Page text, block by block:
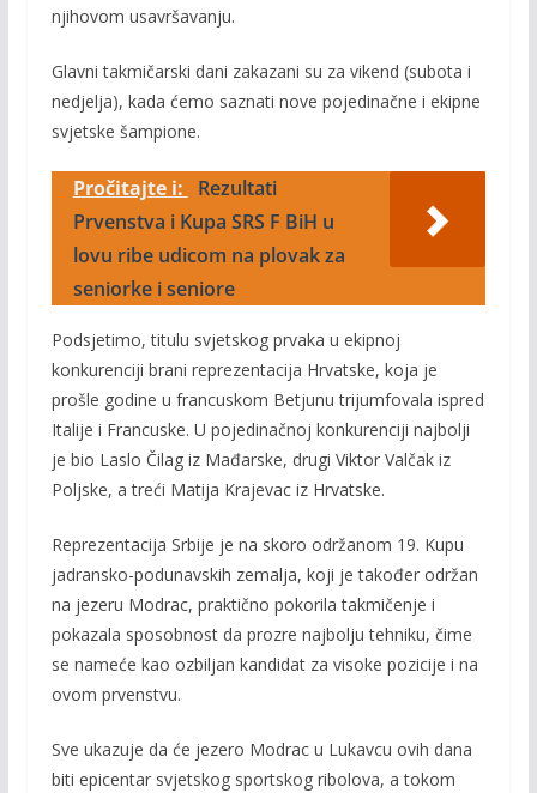
njihovom usavršavanju.
Glavni takmičarski dani zakazani su za vikend (subota i
nedjelja), kada ćemo saznati nove pojedinačne i ekipne
svjetske šampione.
Pročitajte i:
Rezultati
Prvenstva i Kupa SRS F BiH u
lovu ribe udicom na plovak za
seniorke i seniore
Podsjetimo, titulu svjetskog prvaka u ekipnoj
konkurenciji brani reprezentacija Hrvatske, koja je
prošle godine u francuskom Betjunu trijumfovala ispred
Italije i Francuske. U pojedinačnoj konkurenciji najbolji
je bio Laslo Čilag iz Mađarske, drugi Viktor Valčak iz
Poljske, a treći Matija Krajevac iz Hrvatske.
Reprezentacija Srbije je na skoro održanom 19. Kupu
jadransko-podunavskih zemalja, koji je također održan
na jezeru Modrac, praktično pokorila takmičenje i
pokazala sposobnost da prozre najbolju tehniku, čime
se nameće kao ozbiljan kandidat za visoke pozicije i na
ovom prvenstvu.
Sve ukazuje da će jezero Modrac u Lukavcu ovih dana
biti epicentar svjetskog sportskog ribolova, a tokom